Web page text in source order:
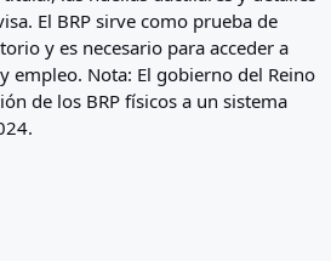
El BRP sirve como prueba de
y es necesario para acceder a
empleo. Nota: El gobierno del Reino
de los BRP físicos a un sistema